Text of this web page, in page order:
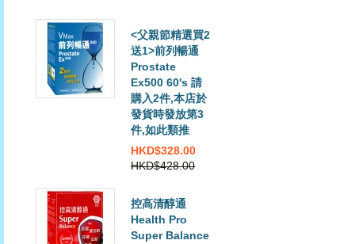
<父親節精選買2
送1>前列暢通
Prostate
Ex500 60's 請
購入2件,本店於
發貨時發放第3
件,如此類推
HKD$328.00
HKD$428.00
控高清醇通
Health Pro
Super Balance